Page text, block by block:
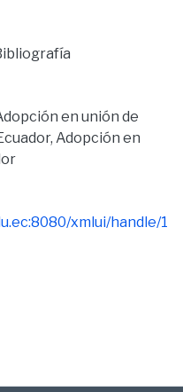
en unión de
, Adopción en
xmlui/handle/1